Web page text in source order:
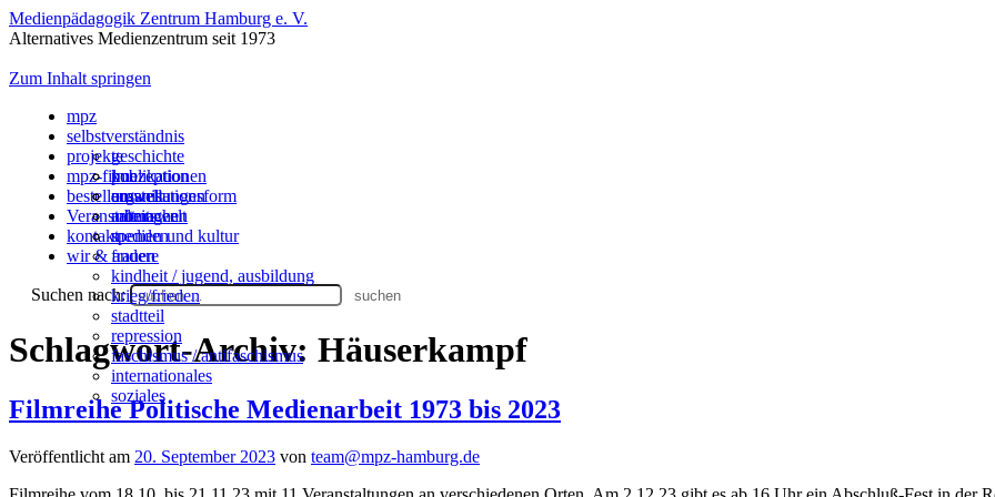
Medienpädagogik Zentrum Hamburg e. V.
Alternatives Medienzentrum seit 1973
Zum Inhalt springen
mpz
selbstverständnis
geschichte
konzeption
organisationsform
mitmachen
spenden
projekte
publikationen
ausstellungen
mpz-filme
umwelt
arbeitswelt
medien und kultur
frauen
kindheit / jugend, ausbildung
krieg/frieden
stadtteil
repression
faschismus / antifaschismus
internationales
soziales
bestellen
Veranstaltungen
kontakt
wir & andere
Suchen nach:
Schlagwort-Archiv: Häuserkampf
Filmreihe Politische Medienarbeit 1973 bis 2023
Veröffentlicht am 20. September 2023 von team@mpz-hamburg.de